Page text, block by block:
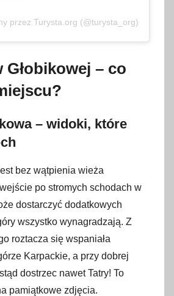
przez Turysta.org (@turysta_org)
– co
– widoki, które
bez wątpienia wieża
po stromych schodach w
dostarczyć dodatkowych
wszystko wynagradzają. Z
roztacza się wspaniała
Karpackie, a przy dobrej
dostrzec nawet Tatry! To
pamiątkowe zdjęcia.